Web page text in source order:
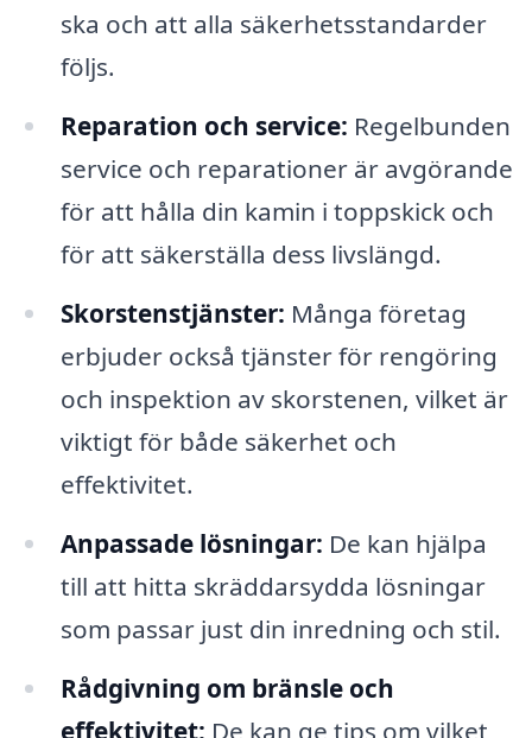
ska och att alla säkerhetsstandarder
följs.
Reparation och service: Regelbunden
service och reparationer är avgörande
för att hålla din kamin i toppskick och
för att säkerställa dess livslängd.
Skorstenstjänster: Många företag
erbjuder också tjänster för rengöring
och inspektion av skorstenen, vilket är
viktigt för både säkerhet och
effektivitet.
Anpassade lösningar: De kan hjälpa
till att hitta skräddarsydda lösningar
som passar just din inredning och stil.
Rådgivning om bränsle och
effektivitet: De kan ge tips om vilket